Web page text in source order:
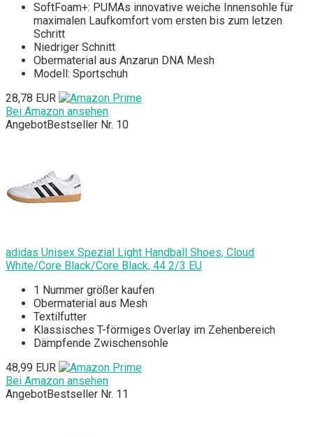
SoftFoam+: PUMAs innovative weiche Innensohle für
maximalen Laufkomfort vom ersten bis zum letzen
Schritt
Niedriger Schnitt
Obermaterial aus Anzarun DNA Mesh
Modell: Sportschuh
28,78 EUR
Bei Amazon ansehen
AngebotBestseller Nr. 10
adidas Unisex Spezial Light Handball Shoes, Cloud
White/Core Black/Core Black, 44 2/3 EU
1 Nummer größer kaufen
Obermaterial aus Mesh
Textilfutter
Klassisches T-förmiges Overlay im Zehenbereich
Dämpfende Zwischensohle
48,99 EUR
Bei Amazon ansehen
AngebotBestseller Nr. 11